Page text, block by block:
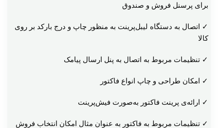
برای پرسنل فروش و صندوق
✓ اتصال به دستگاه لیبل‌پرینت به منظور چاپ و درج بارکد بر روی
کالا
✓ تنظیمات مربوط به اتصال به پنل ارسال پیامک
✓ امکان طراحی و چاپ انواع فاکتور
✓ ارائه‌ی پرينت فاکتور به‌صورت فيش‌پرينت
✓ تنظیمات مربوط به فاکتور به عنوان مثال امکان انتخاب فروش